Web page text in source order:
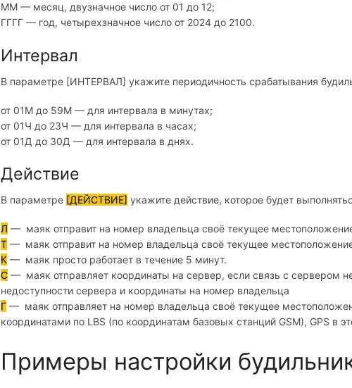
ММ — месяц, двузначное число от 01 до 12;
ГГГГ — год, четырехзначное число от 2024 до 2100.
Интервал
В параметре [ИНТЕРВАЛ] укажите периодичность срабатывания
от 01М до 59М — для интервала в минутах;
от 01Ч до 23Ч — для интервала в часах;
от 01Д до 30Д — для интервала в днях.
Действие
В параметре [ДЕЙСТВИЕ] укажите действие, которое будет
Л — маяк отправит на номер владельца своё текущее
Т — маяк отправит на номер владельца своё текущее
К — маяк просто работает в течение 5 минут.
С — маяк отправляет координаты на сервер, если связь с сервером
недоступности сервера и координаты на номер владельца
Г — маяк отправляет на номер владельца своё текущее
координатами по LBS (по координатам базовых станций GSM), GPS в
Примеры настройки